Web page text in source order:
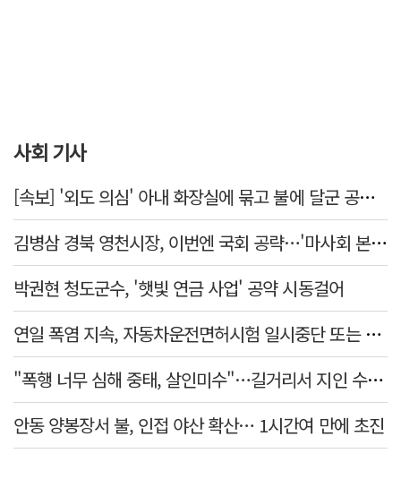
사회 기사
[속보] '외도 의심' 아내 화장실에 묶고 불에 달군 공구로 고문…남편 검거
김병삼 경북 영천시장, 이번엔 국회 공략…'마사회 본사 이전·광역교통망 확충' 요청
박권현 청도군수, '햇빛 연금 사업' 공약 시동걸어
연일 폭염 지속, 자동차운전면허시험 일시중단 또는 축소 운영
"폭행 너무 심해 중태, 살인미수"…길거리서 지인 수십회 때린 50대 '긴급체포'
안동 양봉장서 불, 인접 야산 확산… 1시간여 만에 초진